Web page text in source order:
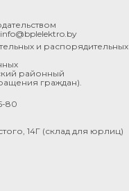
info@bplelektro.by
и распорядительных
районный
граждан).
80
14Г (склад для юрлиц)